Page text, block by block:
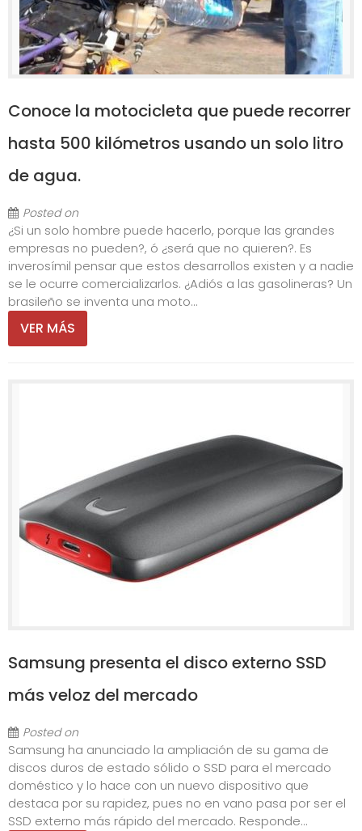
Conoce la motocicleta que puede recorrer
hasta 500 kilómetros usando un solo litro
de agua.
Posted on
¿Si un solo hombre puede hacerlo, porque las grandes
empresas no pueden?, ó ¿será que no quieren?. Es
inverosímil pensar que estos desarrollos existen y a nadie
se le ocurre comercializarlos. ¿Adiós a las gasolineras? Un
brasileño se inventa una moto...
VER MÁS
Samsung presenta el disco externo SSD
más veloz del mercado
Posted on
Samsung ha anunciado la ampliación de su gama de
discos duros de estado sólido o SSD para el mercado
doméstico y lo hace con un nuevo dispositivo que
destaca por su rapidez, pues no en vano pasa por ser el
SSD externo más rápido del mercado. Responde...